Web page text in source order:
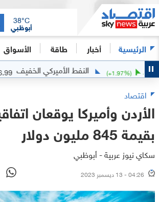
الرئيسية أخبار طاقة الأسواق
أبوظبي
38°C
(+ 1.97 %) النفط الأميركي الخفيف 76.99
-0.3
اقتصاد
الأردن وأميركا يوقعان
بقيمة 845 مليون دولار
سكاي نيوز عربية - أبوظبي
04:26 - 13 ديسمبر 2023